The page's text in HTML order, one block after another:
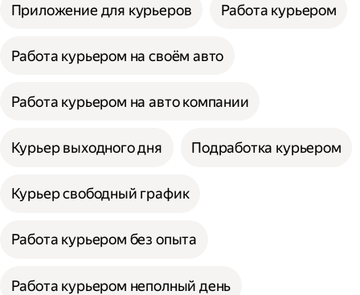
Приложение для курьеров Работа курьером
Работа курьером на своём авто
Работа курьером на авто компании
Курьер выходного дня Подработка курьером
Курьер свободный график
Работа курьером без опыта
Работа курьером неполный день